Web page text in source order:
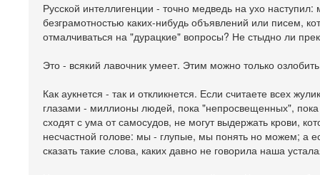
Русской интеллигенции - точно медведь на ухо
безграмотностью каких-нибудь объявлений или писем,
отмалчиваться на "дурацкие" вопросы? Не стыдно ли
Это - всякий лавочник умеет. Этим можно только
Как аукнется - так и откликнется. Если считаете всех
глазами - миллионы людей, пока "непросвещенных",
сходят с ума от самосудов, не могут выдержать крови,
несчастной голове: мы - глупые, мы понять но можем; а
сказать такие слова, каких давно не говорила наша